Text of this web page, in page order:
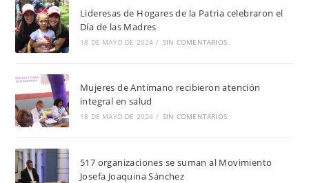
Lideresas de Hogares de la Patria celebraron el
Día de las Madres
18 DE MAYO DE 2024 / SIN COMENTARIOS
Mujeres de Antímano recibieron atención
integral en salud
18 DE MAYO DE 2024 / SIN COMENTARIOS
517 organizaciones se suman al Movimiento
Josefa Joaquina Sánchez